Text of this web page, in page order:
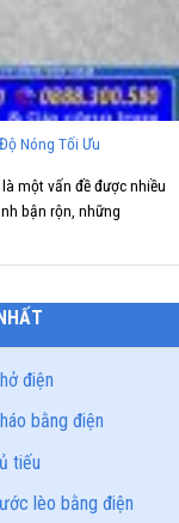
Nóng Tối Ưu
một vấn đề được nhiều
bận rộn, những
điện
bằng điện
tiếu
lèo bằng điện